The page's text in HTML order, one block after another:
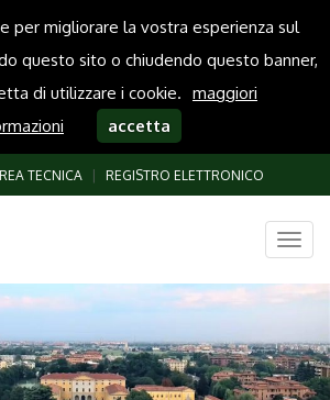
per migliorare la vostra esperienza sul
questo sito o chiudendo questo banner,
di utilizzare i cookie. maggiori
accetta
TECNICA REGISTRO ELETTRONICO